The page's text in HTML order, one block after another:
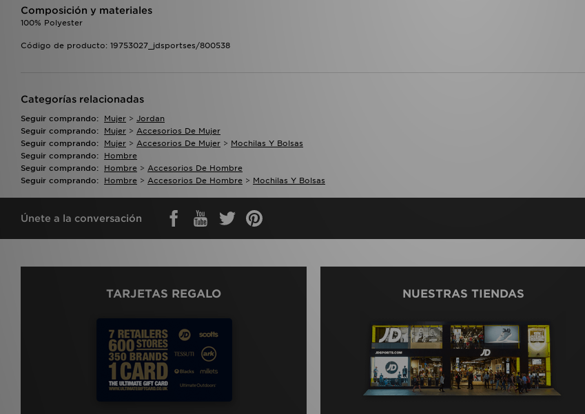
Composición y materiales
100% Polyester
Código de producto: 19753027_jdsportses/800538
Categorías relacionadas
Seguir comprando: Mujer > Jordan
Seguir comprando:
Mujer > Accesorios De Mujer
Seguir comprando:
Mujer > Accesorios De Mujer > Mochilas Y Bolsas
Seguir comprando:
Hombre
Seguir comprando:
Hombre > Accesorios De Hombre
Seguir comprando:
Hombre > Accesorios De Hombre > Mochilas Y Bolsas
Únete a la conversación
TARJETAS REGALO NUESTRAS TIENDAS